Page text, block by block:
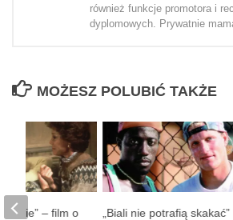
również funkcje promotora i
dyplomowych. Prywatnie
MOŻESZ POLUBIĆ TAKŻE
„Biali nie potrafią skakać”
ludzie” – film o